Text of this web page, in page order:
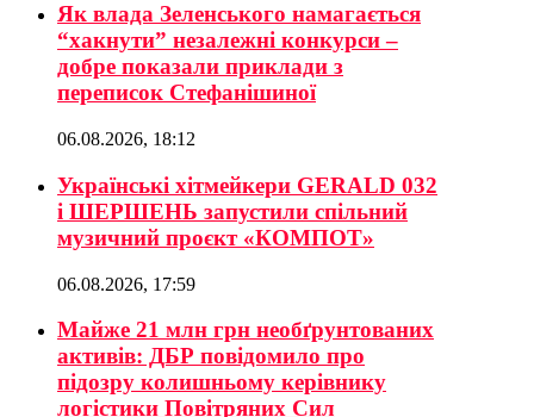
Як влада Зеленського намагається
“хакнути” незалежні конкурси –
добре показали приклади з
переписок Стефанішиної
06.08.2026, 18:12
Українські хітмейкери GERALD 032
і ШЕРШЕНЬ запустили спільний
музичний проєкт «КОМПОТ»
06.08.2026, 17:59
Майже 21 млн грн необґрунтованих
активів: ДБР повідомило про
підозру колишньому керівнику
логістики Повітряних Сил